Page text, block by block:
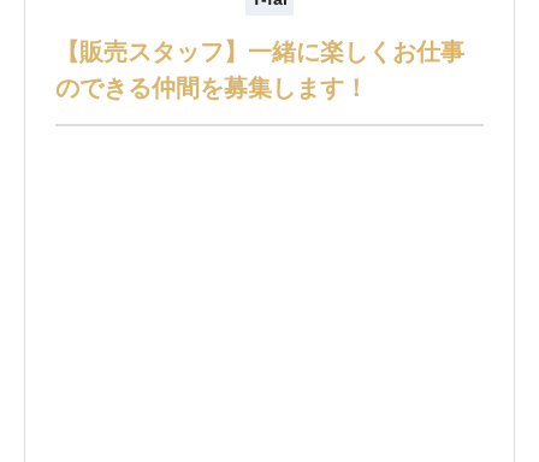
【販売スタッフ】一緒に楽しくお仕事
のできる仲間を募集します！